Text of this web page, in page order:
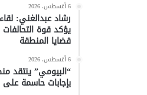
6 أغسطس، 2026
رشاد عبدالغني:
يؤكد قوة
قضايا المنطقة
6 أغسطس، 2026
“البيومي” ينتقد
بإجابات حاسمة